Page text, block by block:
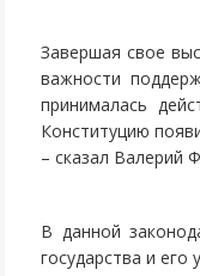
Завершая свое
важности
принималась
Конституцию
– сказал Валерий
В данной
государства и его